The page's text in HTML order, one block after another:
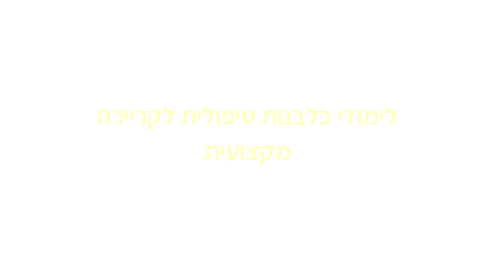
לימודי כלבנות טיפולית לקריירה
מקצועית